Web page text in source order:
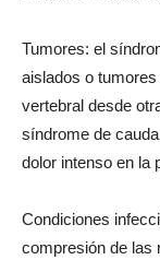
Tumores: el
aislados o
vertebral desde
síndrome de
dolor intenso en la
Condiciones
compresión de las